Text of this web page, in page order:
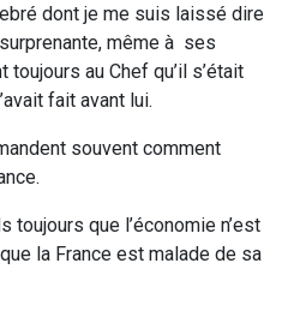
dont je me suis laissé dire
même à ses
au Chef qu’il s’était
fait avant lui.
souvent comment
toujours que l’économie n’est
la France est malade de sa